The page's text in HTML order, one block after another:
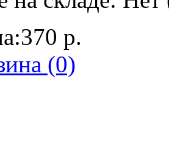
370 р.
(0)